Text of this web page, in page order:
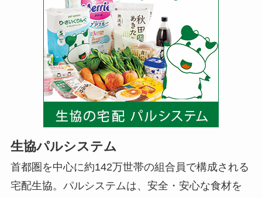
生協パルシステム
首都圏を中心に約142万世帯の組合員で構成される
宅配生協。パルシステムは、安全・安心な食材を